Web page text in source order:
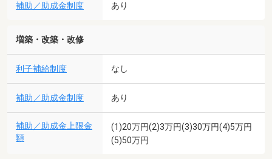
補助／助成金制度 あり
増築・改築・改修
利子補給制度 なし
補助／助成金制度 あり
補助／助成金上限金
額
(1)20万円(2)3万円(3)30万円(4)5万円
(5)50万円